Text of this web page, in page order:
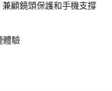
兼顧鏡頭保護和手機支撐
體驗